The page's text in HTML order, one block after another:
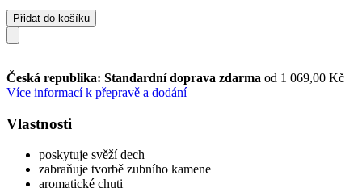
Přidat do košíku
Česká republika: Standardní doprava zdarma od 1 069,00 Kč
Více informací k přepravě a dodání
Vlastnosti
poskytuje svěží dech
zabraňuje tvorbě zubního kamene
aromatické chuti